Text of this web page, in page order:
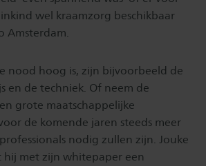
wel kraamzorg beschikbaar
Amsterdam.
nood hoog is, zijn bijvoorbeeld de
en de techniek. Of neem de
grote maatschappelijke
de komende jaren steeds meer
nodig zullen zijn. Jouke
hij met zijn whitepaper een